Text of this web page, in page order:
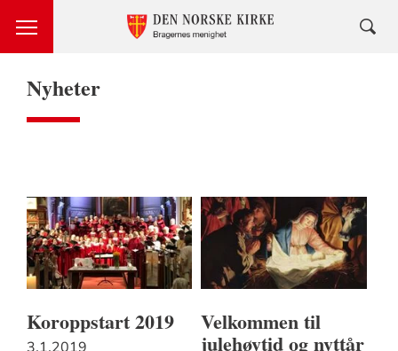
Nyheter
Koroppstart 2019 Velkommen til
julehøytid og nyttår